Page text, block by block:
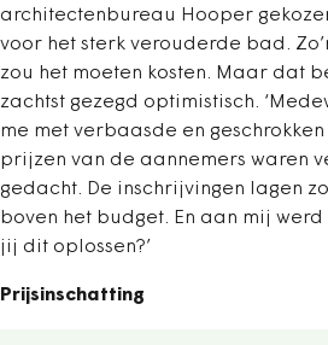
architectenbureau Hooper
voor het sterk verouderde bad.
zou het moeten kosten. Maar dat
zachtst gezegd optimistisch.
me met verbaasde en geschrokken
prijzen van de aannemers waren
gedacht. De inschrijvingen lagen
boven het budget. En aan mij
jij dit oplossen?’
Prijsinschatting